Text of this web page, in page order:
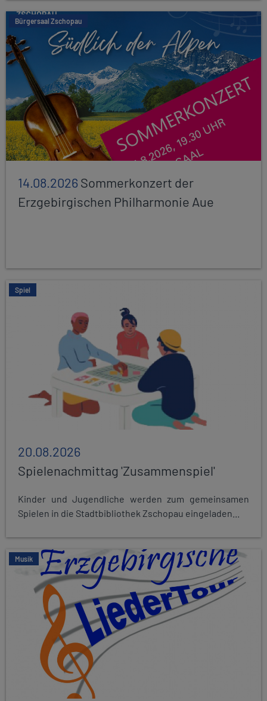
Bürgersaal Zschopau
14.08.2026Sommerkonzert der
Erzgebirgischen Philharmonie Aue
Spiel
20.08.2026
Spielenachmittag 'Zusammenspiel'
Kinder und Jugendliche werden zum gemeinsamen
Spielen in die Stadtbibliothek Zschopau eingeladen...
Musik